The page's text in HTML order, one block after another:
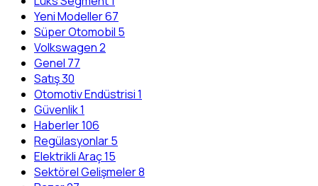
Yeni Modeller67
Süper Otomobil 5
Volkswagen2
Genel 77
Satış30
Otomotiv Endüstrisi1
Güvenlik1
Haberler106
Regülasyonlar5
Elektrikli Araç15
Sektörel Gelişmeler8